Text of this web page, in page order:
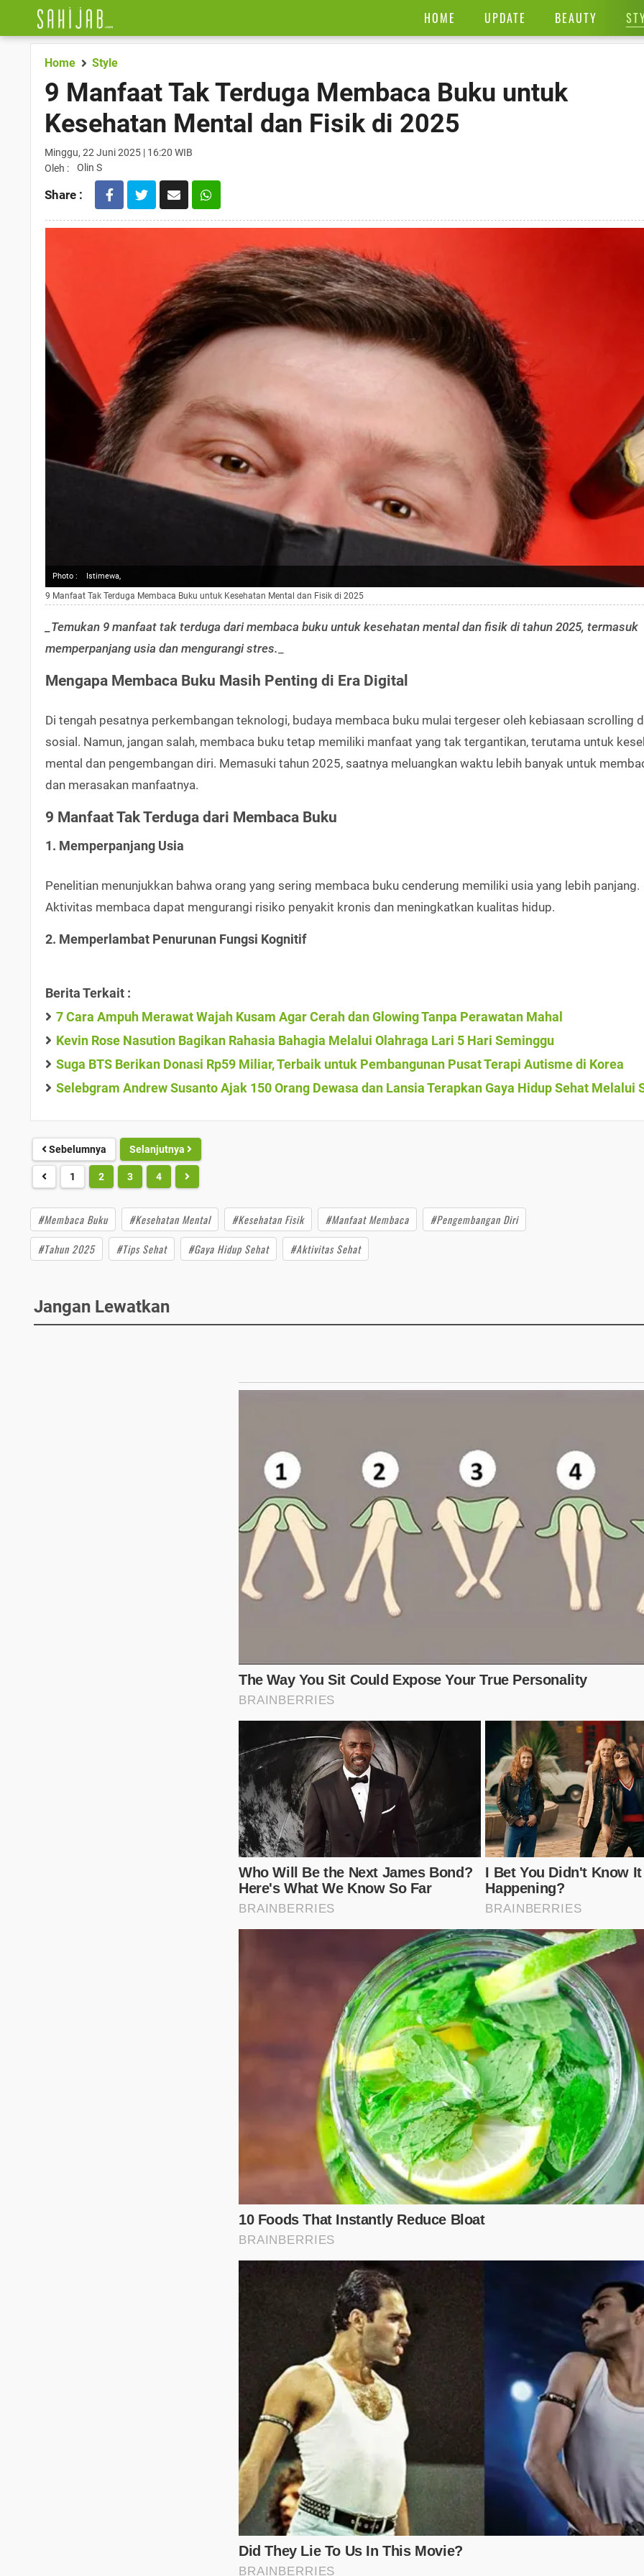
HOME UPDATE BEAUTY
Home Style
9 Manfaat Tak Terduga Membaca Buku untuk
Kesehatan Mental dan Fisik di 2025
Minggu, 22 Juni 2025 | 16:20 WIB
Oleh :
Olin S
Share :
Photo : Istimewa,
9 Manfaat Tak Terduga Membaca Buku untuk Kesehatan Mental dan Fisik di 2025
_Temukan 9 manfaat tak terduga dari membaca buku untuk kesehatan mental dan fisik di tahun 2025, termasuk
memperpanjang usia dan mengurangi stres.
Mengapa Membaca Buku Masih Penting di Era Digital
Di tengah pesatnya perkembangan teknologi, budaya membaca buku mulai tergeser oleh kebiasaan scrolling
sosial. Namun, jangan salah, membaca buku tetap memiliki manfaat yang tak tergantikan, terutama untuk
mental dan pengembangan diri. Memasuki tahun 2025, saatnya meluangkan waktu lebih banyak untuk
dan merasakan manfaatnya.
9 Manfaat Tak Terduga dari Membaca Buku
1. Memperpanjang Usia
Penelitian menunjukkan bahwa orang yang sering membaca buku cenderung memiliki usia yang lebih panjang.
Aktivitas membaca dapat mengurangi risiko penyakit kronis dan meningkatkan kualitas hidup.
2. Memperlambat Penurunan Fungsi Kognitif
Berita Terkait :
7 Cara Ampuh Merawat Wajah Kusam Agar Cerah dan Glowing Tanpa Perawatan Mahal
Kevin Rose Nasution Bagikan Rahasia Bahagia Melalui Olahraga Lari 5 Hari Seminggu
Suga BTS Berikan Donasi Rp59 Miliar, Terbaik untuk Pembangunan Pusat Terapi Autisme di Korea
Selebgram Andrew Susanto Ajak 150 Orang Dewasa dan Lansia Terapkan Gaya Hidup Sehat Melalui
Sebelumnya Selanjutnya
1 2 3 4
#Membaca Buku #Kesehatan Mental #Kesehatan Fisik #Manfaat Membaca
#Pengembangan Diri
#Tahun 2025
#Tips Sehat #Gaya Hidup Sehat #Aktivitas Sehat
Jangan Lewatkan